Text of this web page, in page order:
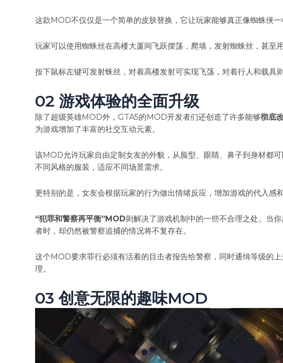
这款MOD不仅仅是一个简单的皮肤替换，它让玩家能够真正像蜘蛛侠一
玩家可以使用蜘蛛丝在高楼大厦间飞跃摆荡，爬墙，发射蜘蛛丝，甚至
按下鼠标左键可发射蛛丝，对着高楼发射可实现飞荡，对着行人和载具
02 游戏体验的全面升级
除了超级英雄MOD外，GTA5的MOD开发者们还创造了许多能够彻底
为游戏增加了丰富的社交互动元素。
该MOD允许玩家自由定制女友的外貌，从脸型、眼睛、鼻子到身材都
不同风格的服装，适应不同场景需求。
更特别的是，女友会根据玩家的行为做出情绪反应，增加游戏的代入感和
​“犯罪和警察再平衡”MOD则解决了游戏机制中的一些不合理之处。当
者时，却仍然被警察追捕的情况将不复存在。
这个MOD要求罪行必须有活着的目击者报告给警察，同时通缉等级的
理。
03 创意无限的趣味MOD